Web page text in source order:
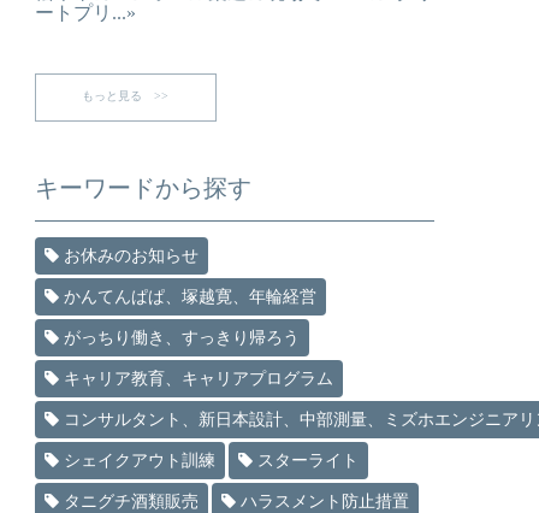
ートプリ...»
もっと見る >>
キーワードから探す
お休みのお知らせ
かんてんぱぱ、塚越寛、年輪経営
がっちり働き、すっきり帰ろう
キャリア教育、キャリアプログラム
コンサルタント、新日本設計、中部測量、ミズホエンジニアリ
シェイクアウト訓練 スターライト
タニグチ酒類販売 ハラスメント防止措置